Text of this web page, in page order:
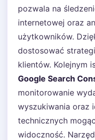
pozwala na
internetowej oraz
użytkowników.
dostosować
klientów. Kolejnym
Google Search
monitorowanie
wyszukiwania oraz
technicznych
widoczność.